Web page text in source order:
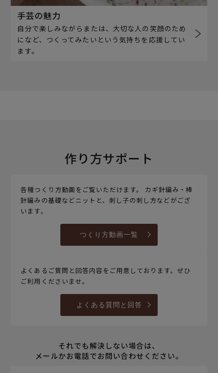
手芸の魅力
自分で楽しみながらまたは、大切な人の笑顔のため
になど、つくってみたいという気持ちを応援してい
ます。
作り方サポート
各種つくり方動画をご覧いただけます。 カギ針編み・棒
針編みの基礎などニットと、刺し子の刺し方などがござ
います。
つくり方動画一覧
よくあるご質問と回答内容をご用意しております。ぜひ
ご利用くださいませ。
よくある質問と回答
それでも解決しない場合は、
メールかお電話でお問い合わせください。